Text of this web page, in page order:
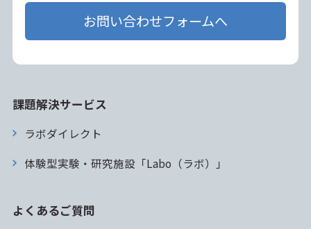
お問い合わせフォームへ
課題解決サービス
ラボダイレクト
体験型実験・研究施設「Labo（ラボ）」
よくあるご質問